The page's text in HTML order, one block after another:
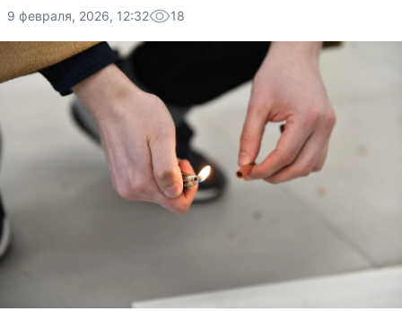
9 февраля, 2026, 12:32 18